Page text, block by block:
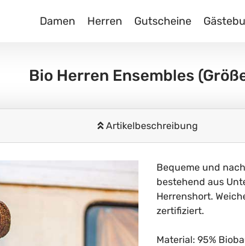
Damen Herren Gutscheine
Bio Herren Ensembles
Artikelbeschreibung
Bequeme und
bestehend aus
Herrenshort.
zertifiziert.
Material: 95%